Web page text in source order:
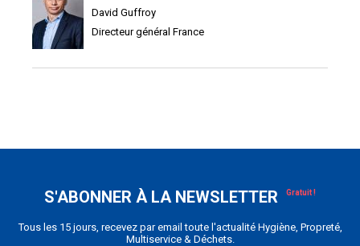
David Guffroy
Directeur général France
S'ABONNER À LA NEWSLETTER
Tous les 15 jours, recevez par email toute l'actualité Hygiène, Propreté,
Multiservice & Déchets.